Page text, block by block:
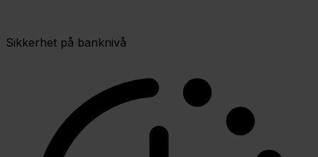
Sikkerhet på banknivå